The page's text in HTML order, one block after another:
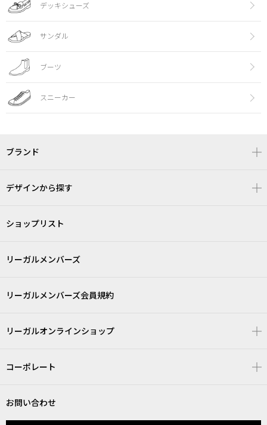
デッキシューズ
サンダル
ブーツ
スニーカー
ブランド
デザインから探す
ショップリスト
リーガルメンバーズ
リーガルメンバーズ会員規約
リーガルオンラインショップ
コーポレート
お問い合わせ